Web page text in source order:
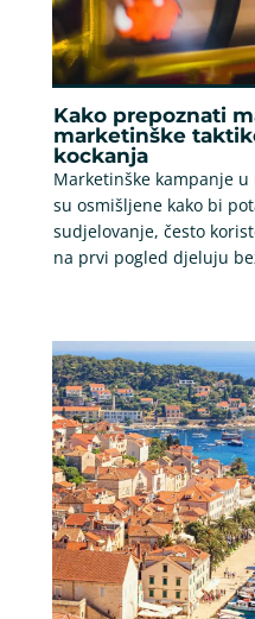
Kako prepoznati
marketinške
kockanja
Marketinške kampanje
su osmišljene kako bi
sudjelovanje, često
na prvi pogled djeluju